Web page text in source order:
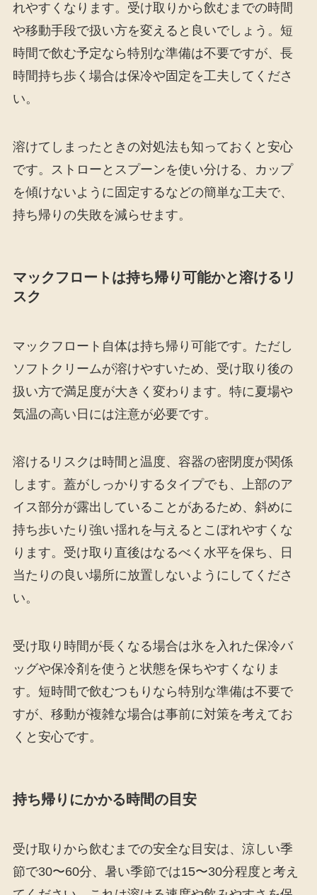
れやすくなります。受け取りから飲むまでの時間
や移動手段で扱い方を変えると良いでしょう。短
時間で飲む予定なら特別な準備は不要ですが、長
時間持ち歩く場合は保冷や固定を工夫してくださ
い。
溶けてしまったときの対処法も知っておくと安心
です。ストローとスプーンを使い分ける、カップ
を傾けないように固定するなどの簡単な工夫で、
持ち帰りの失敗を減らせます。
マックフロートは持ち帰り可能かと溶けるリ
スク
マックフロート自体は持ち帰り可能です。ただし
ソフトクリームが溶けやすいため、受け取り後の
扱い方で満足度が大きく変わります。特に夏場や
気温の高い日には注意が必要です。
溶けるリスクは時間と温度、容器の密閉度が関係
します。蓋がしっかりするタイプでも、上部のア
イス部分が露出していることがあるため、斜めに
持ち歩いたり強い揺れを与えるとこぼれやすくな
ります。受け取り直後はなるべく水平を保ち、日
当たりの良い場所に放置しないようにしてくださ
い。
受け取り時間が長くなる場合は氷を入れた保冷バ
ッグや保冷剤を使うと状態を保ちやすくなりま
す。短時間で飲むつもりなら特別な準備は不要で
すが、移動が複雑な場合は事前に対策を考えてお
くと安心です。
持ち帰りにかかる時間の目安
受け取りから飲むまでの安全な目安は、涼しい季
節で30〜60分、暑い季節では15〜30分程度と考え